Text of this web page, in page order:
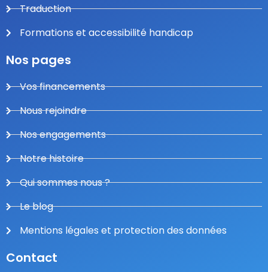
Traduction
Formations et accessibilité handicap
Nos pages
Vos financements
Nous rejoindre
Nos engagements
Notre histoire
Qui sommes nous ?
Le blog
Mentions légales et protection des données
Contact